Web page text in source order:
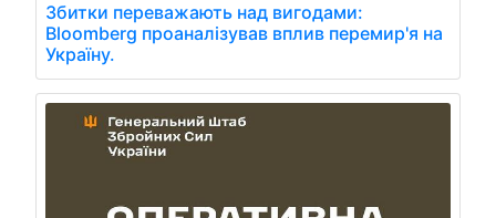
Збитки переважають над вигодами:
Bloomberg проаналізував вплив перемир'я на
Україну.